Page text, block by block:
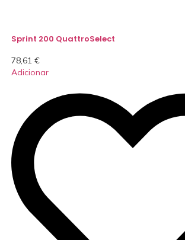
Sprint 200 QuattroSelect
78,61 €
Adicionar